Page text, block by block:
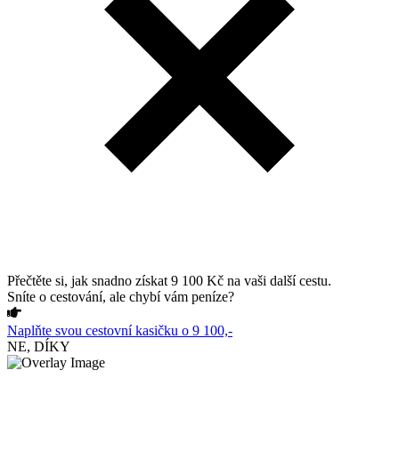
Přečtěte si, jak snadno získat 9 100 Kč na vaši další cestu.
Sníte o cestování, ale chybí vám peníze?
Naplňte svou cestovní kasičku o 9 100,-
NE, DÍKY